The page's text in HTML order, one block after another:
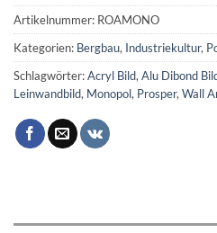
Artikelnummer: ROAMONO
Kategorien: Bergbau, Industriekultur,
Schlagwörter:Acryl Bild, Alu Dibond
Leinwandbild, Monopol, Prosper, Wall